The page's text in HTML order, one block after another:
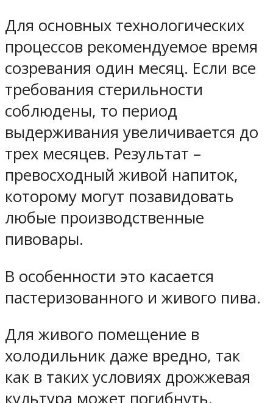
Для основных технологических
процессов рекомендуемое время
созревания один месяц. Если все
требования стерильности
соблюдены, то период
выдерживания увеличивается до
трех месяцев. Результат –
превосходный живой напиток,
которому могут позавидовать
любые производственные
пивовары.
В особенности это касается
пастеризованного и живого пива.
Для живого помещение в
холодильник даже вредно, так
как в таких условиях дрожжевая
культура может погибнуть.